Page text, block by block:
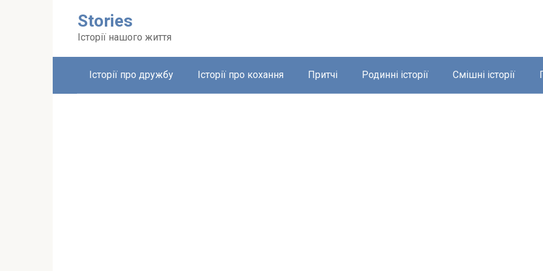
Stories
Історії нашого життя
Історії про дружбу Історії про кохання Притчі Родинні історії Смішні історії